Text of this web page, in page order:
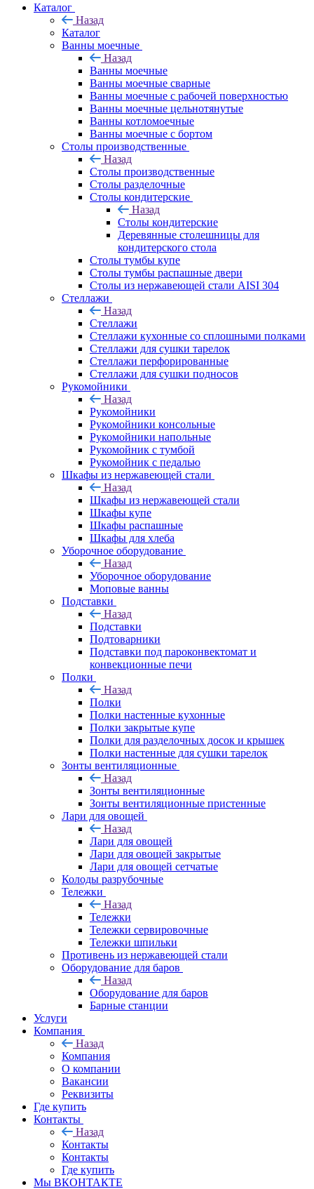
Каталог
Назад
Каталог
Ванны моечные
Назад
Ванны моечные
Ванны моечные сварные
Ванны моечные с рабочей поверхностью
Ванны моечные цельнотянутые
Ванны котломоечные
Ванны моечные с бортом
Столы производственные
Назад
Столы производственные
Столы разделочные
Столы кондитерские
Назад
Столы кондитерские
Деревянные столешницы для
кондитерского стола
Столы тумбы купе
Столы тумбы распашные двери
Столы из нержавеющей стали AISI 304
Стеллажи
Назад
Стеллажи
Стеллажи кухонные со сплошными полками
Стеллажи для сушки тарелок
Стеллажи перфорированные
Стеллажи для сушки подносов
Рукомойники
Назад
Рукомойники
Рукомойники консольные
Рукомойники напольные
Рукомойник с тумбой
Рукомойник с педалью
Шкафы из нержавеющей стали
Назад
Шкафы из нержавеющей стали
Шкафы купе
Шкафы распашные
Шкафы для хлеба
Уборочное оборудование
Назад
Уборочное оборудование
Моповые ванны
Подставки
Назад
Подставки
Подтоварники
Подставки под пароконвектомат и
конвекционные печи
Полки
Назад
Полки
Полки настенные кухонные
Полки закрытые купе
Полки для разделочных досок и крышек
Полки настенные для сушки тарелок
Зонты вентиляционные
Назад
Зонты вентиляционные
Зонты вентиляционные пристенные
Лари для овощей
Назад
Лари для овощей
Лари для овощей закрытые
Лари для овощей сетчатые
Колоды разрубочные
Тележки
Назад
Тележки
Тележки сервировочные
Тележки шпильки
Противень из нержавеющей стали
Оборудование для баров
Назад
Оборудование для баров
Барные станции
Услуги
Компания
Назад
Компания
О компании
Вакансии
Реквизиты
Где купить
Контакты
Назад
Контакты
Контакты
Где купить
Мы ВКОНТАКТЕ